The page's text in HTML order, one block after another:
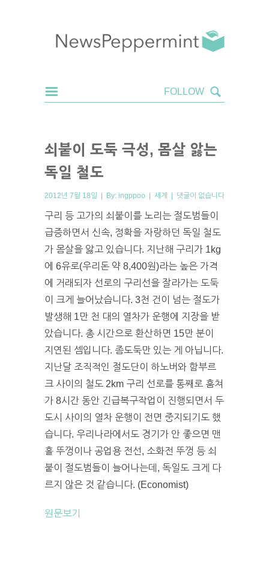
쇠붙이 도둑 극성, 몸살 앓는
독일 철도
2012년 7월 18일 | By: ingppoo | 세계 | 댓글이 없습니다
구리 등 고가의 쇠붙이를 노리는 절도범들이
급증하면서 신속, 정확을 자랑하던 독일 철도
가 몸살을 앓고 있습니다. 지난해 구리가 1kg
에 6유로(우리돈 약 8,400원)라는 높은 가격
에 거래되자 선로의 구리선을 잘라가는 도둑
이 크게 늘어났습니다. 3천 건이 넘는 절도가
발생해 1만 천 대의 열차가 운행에 지장을 받
았습니다. 총 시간으로 환산하면 15만 분이
지연된 셈입니다. 좀도둑만 있는 게 아닙니다.
지난달 조직적인 절도단이 하노버와 함부르
크 사이의 철도 2km 구리 선로를 통째로 훔쳐
가 8시간 동안 긴급복구작업이 진행되면서 두
도시 사이의 열차 운행이 전면 중지되기도 했
습니다. 우리나라에서도 경기가 안 좋으면 맨
홀 뚜껑이나 공업용 전선, 소화전 뚜껑 등 쇠
붙이 절도범들이 늘어나는데, 독일도 크게 다
르지 않은 것 같습니다. (Economist)
원문보기